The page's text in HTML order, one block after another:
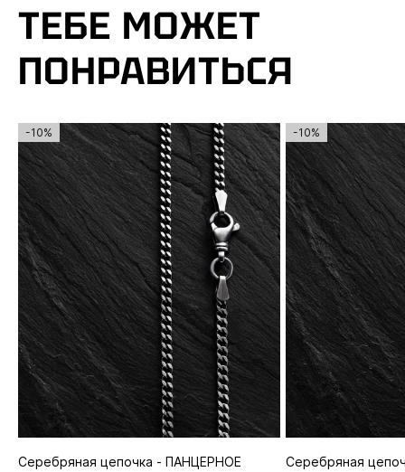
ТЕБЕ МОЖЕТ
ПОНРАВИТЬСЯ
-10%
Серебряная цепочка - ПАНЦЕРНОЕ
-10%
Серебряная